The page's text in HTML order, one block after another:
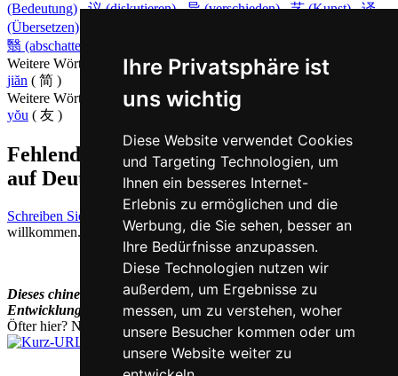
Ihre Privatsphäre ist
uns wichtig
Diese Website verwendet Cookies
und Targeting Technologien, um
Ihnen ein besseres Internet-
Erlebnis zu ermöglichen und die
Werbung, die Sie sehen, besser an
Ihre Bedürfnisse anzupassen.
Diese Technologien nutzen wir
außerdem, um Ergebnisse zu
messen, um zu verstehen, woher
unsere Besucher kommen oder um
unsere Website weiter zu
(Bedeutung), 议 (diskutieren), 异 (verschieden), 艺 (Kunst), 译
(Übersetzen)
翳 (abschatten)
Weitere Wörter, die ebenfallseinfach auf Chinesischbedeuten
jiăn ( 简 )
Weitere Wörter, die ebenfallsfreundlich auf Chinesisch
yŏu ( 友 )
Fehlende oder falsche Übersetzung für yi
auf Deutsch melden
Schreiben Sie uns!
Ihr Feedback und konstruktive Kritik sind stets
willkommen.
Dieses chinesisch-deutsche Wörterbuch befindet sich noch in der
Entwicklung und wird laufend ergänzt und erweitert.
Öfter hier? Nutzen Sie unsereKurz-URL chi.nesis.ch